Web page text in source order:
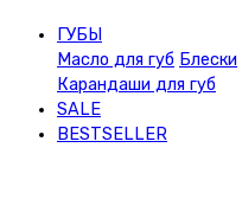
ГУБЫ
Масло для губ Блески
Карандаши для губ
SALE
BESTSELLER